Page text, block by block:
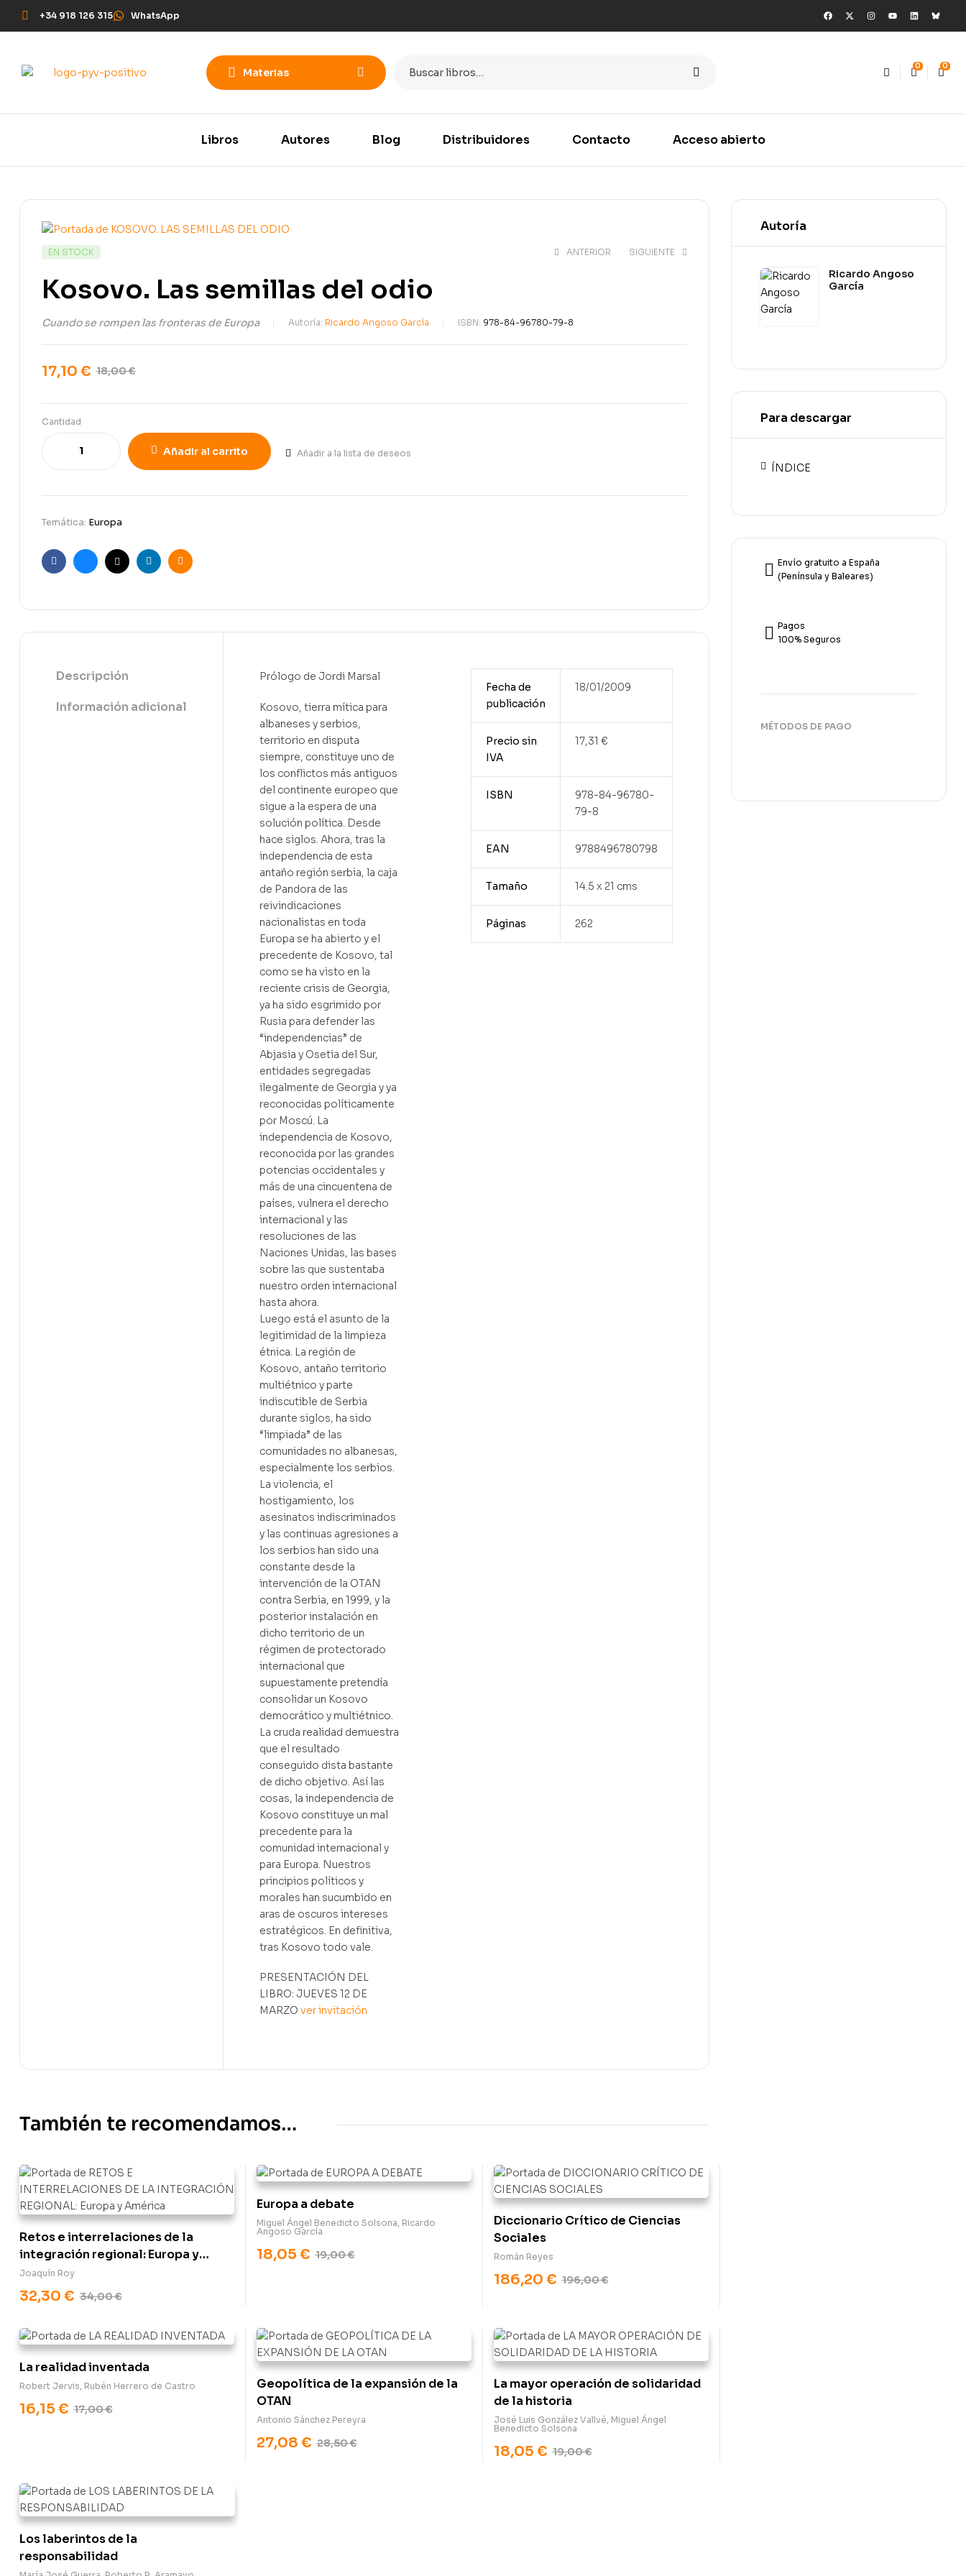
+34 918 126 315 WhatsApp
Materias
0 0
Libros Autores Blog Distribuidores Contacto Acceso abierto
EN STOCK ANTERIOR
19,00€
18,05€
SIGUIENTE
Kosovo. Las semillas del odio
Cuando se rompen las fronteras de Europa Autoría: Ricardo Angoso García ISBN: 978-84-96780-79-8
18,00€
17,10 €
Cantidad
Añadir al carrito Añadir a la lista de deseos
Temática: Europa
FacebookBluesky
X LinkedinEmail
Descripción
Información adicional
Prólogo de Jordi Marsal
Kosovo, tierra mítica para
albaneses y serbios,
territorio en disputa
siempre, constituye uno de
los conflictos más antiguos
del continente europeo que
sigue a la espera de una
solución política. Desde
hace siglos. Ahora, tras la
independencia de esta
antaño región serbia, la caja
de Pandora de las
reivindicaciones
nacionalistas en toda
Europa se ha abierto y el
precedente de Kosovo, tal
como se ha visto en la
reciente crisis de Georgia,
ya ha sido esgrimido por
Rusia para defender las
“independencias” de
Abjasia y Osetia del Sur,
entidades segregadas
ilegalmente de Georgia y ya
reconocidas políticamente
por Moscú. La
independencia de Kosovo,
reconocida por las grandes
potencias occidentales y
más de una cincuentena de
países, vulnera el derecho
internacional y las
resoluciones de las
Naciones Unidas, las bases
sobre las que sustentaba
nuestro orden internacional
hasta ahora.
Luego está el asunto de la
legitimidad de la limpieza
étnica. La región de
Kosovo, antaño territorio
multiétnico y parte
indiscutible de Serbia
durante siglos, ha sido
“limpiada” de las
comunidades no albanesas,
especialmente los serbios.
La violencia, el
hostigamiento, los
asesinatos indiscriminados
y las continuas agresiones a
los serbios han sido una
constante desde la
intervención de la OTAN
contra Serbia, en 1999, y la
posterior instalación en
dicho territorio de un
régimen de protectorado
internacional que
supuestamente pretendía
consolidar un Kosovo
democrático y multiétnico.
La cruda realidad demuestra
que el resultado
conseguido dista bastante
de dicho objetivo. Así las
cosas, la independencia de
Kosovo constituye un mal
precedente para la
comunidad internacional y
para Europa. Nuestros
principios políticos y
morales han sucumbido en
aras de oscuros intereses
estratégicos. En definitiva,
tras Kosovo todo vale.
PRESENTACIÓN DEL
LIBRO: JUEVES 12 DE
MARZO ver invitación
Fecha de
publicación
18/01/2009
Precio sin
IVA
17,31 €
ISBN
978-84-96780-
79-8
EAN 9788496780798
Tamaño 14.5 x 21 cms
Páginas 262
También te recomendamos…
Retos e interrelaciones de la
integración regional: Europa y
América
Joaquín Roy
34,00€
32,30 €
Europa a debate
Miguel Ángel Benedicto Solsona, Ricardo
Angoso García
19,00€
18,05 €
Diccionario Crítico de Ciencias
Sociales
Román Reyes
196,00€
186,20 €
La realidad inventada
Robert Jervis, Rubén Herrero de Castro
17,00€
16,15 €
Geopolítica de la expansión de la
OTAN
Antonio Sánchez Pereyra
28,50€
27,08 €
La mayor operación de solidaridad
de la historia
José Luis González Vallvé, Miguel Ángel
Benedicto Solsona
19,00€
18,05 €
Los laberintos de la
responsabilidad
Autoría
Ricardo Angoso
García
Para descargar
ÍNDICE
Envío gratuito a España
(Península y Baleares)
Pagos
100% Seguros
MÉTODOS DE PAGO